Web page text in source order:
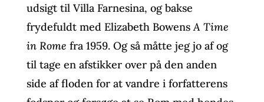
udsigt til Villa Farnesina, og bakse
frydefuldt med Elizabeth BowensA Time
in Rome fra 1959. Og så måtte jeg jo af og
til tage en afstikker over på den anden
side af floden for at vandre i forfatterens